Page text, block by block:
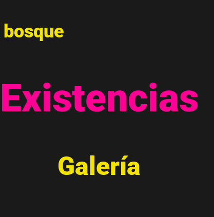
Existencias
Galería